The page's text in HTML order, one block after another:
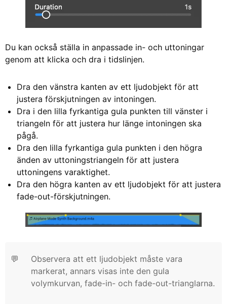
Du kan också ställa in anpassade in- och uttoningar
genom att klicka och dra i tidslinjen.
Dra den vänstra kanten av ett ljudobjekt för att
justera förskjutningen av intoningen.
Dra i den lilla fyrkantiga gula punkten till vänster i
triangeln för att justera hur länge intoningen ska
pågå.
Dra den lilla fyrkantiga gula punkten i den högra
änden av uttoningstriangeln för att justera
uttoningens varaktighet.
Dra den högra kanten av ett ljudobjekt för att justera
fade-out-förskjutningen.
💬
Observera att ett ljudobjekt måste vara
markerat, annars visas inte den gula
volymkurvan, fade-in- och fade-out-trianglarna.